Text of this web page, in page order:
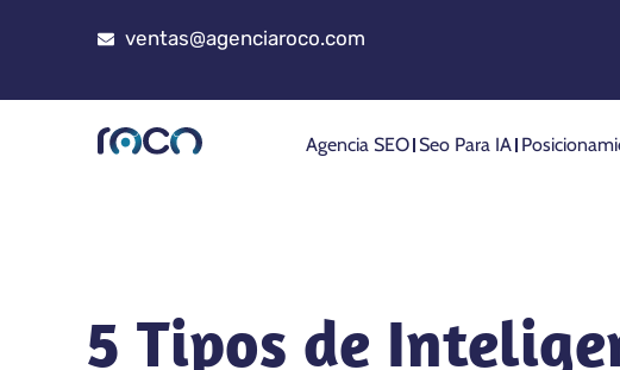
ventas@agenciaroco.com
Agencia SEO Seo Para IA
5 Tipos de